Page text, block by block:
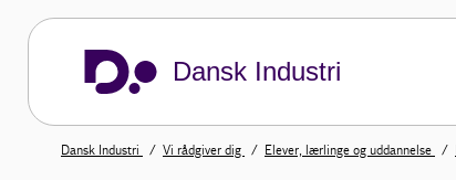
Dansk Industri
Dansk Industri Vi rådgiver dig Elever, lærlinge og uddannelse